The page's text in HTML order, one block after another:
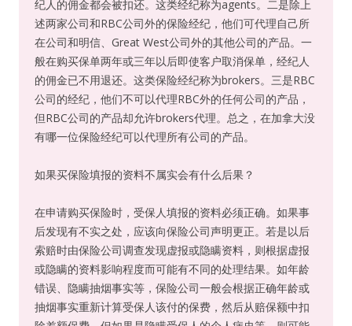
纪人的佣金都会被扣还。这类经纪称为agents。二是除上
述两家公司和RBC公司外的保险经纪，他们可代理自己所
在公司和明信、Great West公司外的其他公司的产品。一
般在购买保单两年或三年以后即使客户取消保单，经纪人
的佣金已不用退还。这类保险经纪称为brokers。三是RBC
公司的经纪，他们不可以代理RBC外的任何公司的产品，
但RBC公司的产品却允许brokers代理。总之，在加拿大没
有哪一位保险经纪可以代理所有公司的产品。
如果买保险填报的资料不属实会有什么后果？
在申请购买保险时，受保人填报的资料必须正确。如果事
后发现有不实之处，应该向保险公司声明更正。若是以后
索赔时由保险公司调查发现虚报或隐瞒资料，则根据虚报
或隐瞒的资料影响程度而可能有不同的处理结果。如年龄
错误、隐瞒抽烟事实等，保险公司一般会根据正确年龄或
抽烟事实重新计算受保人该付的保费，然后从赔保额中扣